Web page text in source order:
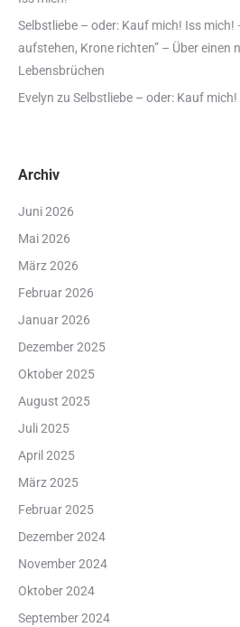
Selbstliebe – oder: Kauf mich! Iss mich!
aufstehen, Krone richten” – Über einen
Lebensbrüchen
Evelyn zu Selbstliebe – oder: Kauf mich!
Archiv
Juni 2026
Mai 2026
März 2026
Februar 2026
Januar 2026
Dezember 2025
Oktober 2025
August 2025
Juli 2025
April 2025
März 2025
Februar 2025
Dezember 2024
November 2024
Oktober 2024
September 2024